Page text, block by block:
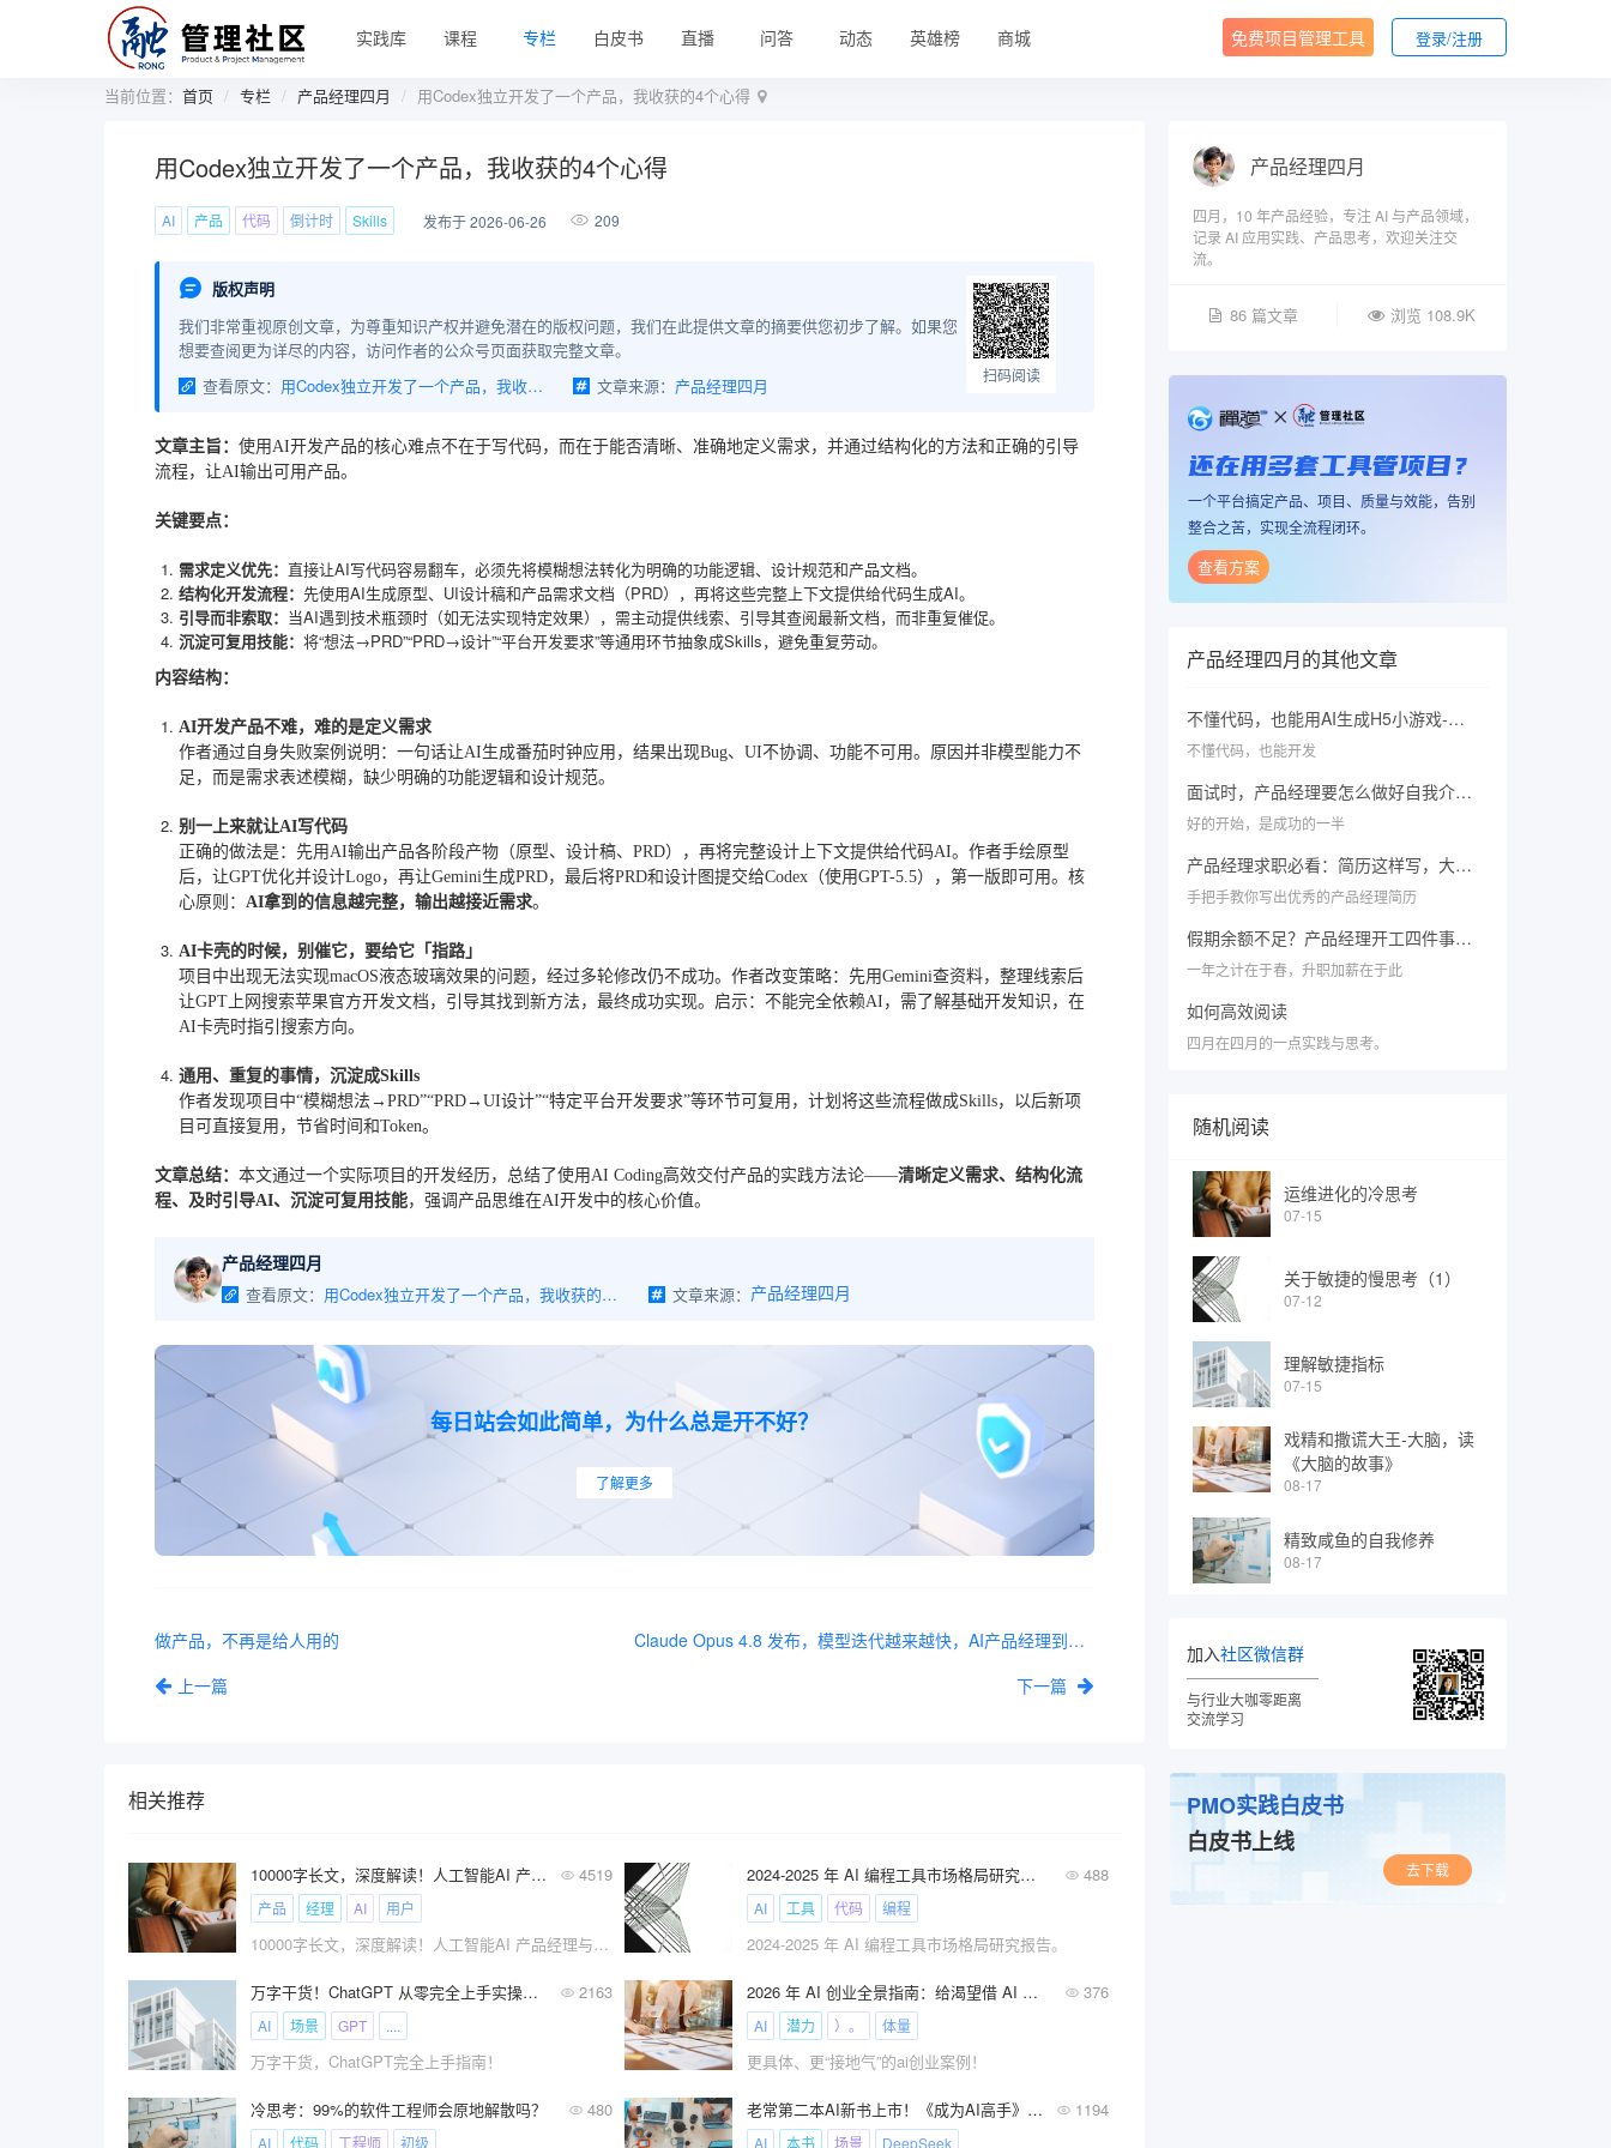
实践库 课程 专栏 白皮书 直播 问答 动态 英雄榜 商城 免费项目管理工具 登录/注册
当前位置： 首页 专栏 产品经理四月 用Codex独立开发了一个产品，我收获的4个心得
用Codex独立开发了一个产品，我收获的4个心得
AI 产品 代码 倒计时 Skills 发布于 2026-06-26 209
版权声明
我们非常重视原创文章，为尊重知识产权并避免潜在的版权问题，我们在此提供文章的摘要供您初步了解。如果您
想要查阅更为详尽的内容，访问作者的公众号页面获取完整文章。
查看原文：
用Codex独立开发了一个产品，我收获的4个心得 文章来源： 产品经理四月 扫码阅读
文章主旨： 使用AI开发产品的核心难点不在于写代码，而在于能否清晰、准确地定义需求，并通过结构化的方法和正确的引导
流程，让AI输出可用产品。
关键要点：
需求定义优先： 直接让AI写代码容易翻车，必须先将模糊想法转化为明确的功能逻辑、设计规范和产品文档。
结构化开发流程： 先使用AI生成原型、UI设计稿和产品需求文档（PRD），再将这些完整上下文提供给代码生成AI。
引导而非索取： 当AI遇到技术瓶颈时（如无法实现特定效果），需主动提供线索、引导其查阅最新文档，而非重复催促。
沉淀可复用技能： 将“想法→PRD”“PRD→设计”“平台开发要求”等通用环节抽象成Skills，避免重复劳动。
内容结构：
AI开发产品不难，难的是定义需求
作者通过自身失败案例说明：一句话让AI生成番茄时钟应用，结果出现Bug、UI不协调、功能不可用。原因并非模型能力不
足，而是需求表述模糊，缺少明确的功能逻辑和设计规范。
别一上来就让AI写代码
正确的做法是：先用AI输出产品各阶段产物（原型、设计稿、PRD），再将完整设计上下文提供给代码AI。作者手绘原型
后，让GPT优化并设计Logo，再让Gemini生成PRD，最后将PRD和设计图提交给Codex（使用GPT-5.5），第一版即可用。核
心原则： AI拿到的信息越完整，输出越接近需求。
AI卡壳的时候，别催它，要给它「指路」
项目中出现无法实现macOS液态玻璃效果的问题，经过多轮修改仍不成功。作者改变策略：先用Gemini查资料，整理线索后
让GPT上网搜索苹果官方开发文档，引导其找到新方法，最终成功实现。启示：不能完全依赖AI，需了解基础开发知识，在
AI卡壳时指引搜索方向。
通用、重复的事情，沉淀成Skills
作者发现项目中“模糊想法→PRD”“PRD→UI设计”“特定平台开发要求”等环节可复用，计划将这些流程做成Skills，以后新项
目可直接复用，节省时间和Token。
文章总结： 本文通过一个实际项目的开发经历，总结了使用AI Coding高效交付产品的实践方法论——清晰定义需求、结构化流
程、及时引导AI、沉淀可复用技能，强调产品思维在AI开发中的核心价值。
产品经理四月
查看原文： 用Codex独立开发了一个产品，我收获的4个心得 文章来源： 产品经理四月
每日站会如此简单，为什么总是开不好？
了解更多
做产品，不再是给人用的
上一篇
Claude Opus 4.8 发布，模型迭代越来越快，AI产品经理到底该看什么？
下一篇
相关推荐
10000字长文，深度解读！人工智能AI 产品经理与传统产品经理工作到底有什么不同？ 4519
产品 经理 AI 用户
10000字长文，深度解读！人工智能AI 产品经理与传统产品经理工作到底有什么不同？
2024-2025 年 AI 编程工具市场格局研究报告 488
AI 工具 代码 编程
2024-2025 年 AI 编程工具市场格局研究报告。
万字干货！ChatGPT 从零完全上手实操指南！ 2163
AI 场景 GPT ....
万字干货，ChatGPT完全上手指南！
2026 年 AI 创业全景指南：给渴望借 AI 逐梦的人! 376
AI 潜力 ）。 体量
更具体、更“接地气”的ai创业案例！
冷思考：99%的软件工程师会原地解散吗？ 480
AI 代码 工程师 初级
老常第二本AI新书上市！《成为AI高手》系统学习掌握AI技能！ 1194
AI 本书 场景 DeepSeek
产品经理四月
四月，10 年产品经验，专注 AI 与产品领域，
记录 AI 应用实践、产品思考，欢迎关注交
流。
86 篇文章 浏览 108.9K
还在用多套工具管项目？
一个平台搞定产品、项目、质量与效能，告别
整合之苦，实现全流程闭环。
查看方案
产品经理四月的其他文章
不懂代码，也能用AI生成H5小游戏-龙舟接粽子大赛，快来看你能玩多少分？
不懂代码，也能开发
面试时，产品经理要怎么做好自我介绍？1个公式，3个方法，帮你成功吸引面试官（文末福利）
好的开始，是成功的一半
产品经理求职必看：简历这样写，大厂面试约不停（内附模板）
手把手教你写出优秀的产品经理简历
假期余额不足？产品经理开工四件事，给自己充值
一年之计在于春，升职加薪在于此
如何高效阅读
四月在四月的一点实践与思考。
随机阅读
运维进化的冷思考
07-15
关于敏捷的慢思考（1）
07-12
理解敏捷指标
07-15
戏精和撒谎大王-大脑，读
《大脑的故事》
08-17
精致咸鱼的自我修养
08-17
加入社区微信群
与行业大咖零距离
交流学习
PMO实践白皮书
白皮书上线
去下载